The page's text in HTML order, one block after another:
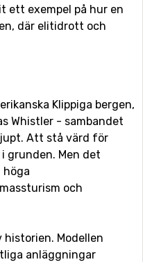
exempel på hur en
där elitidrott och
Klippiga bergen,
Whistler - sambandet
Att stå värd för
grunden. Men det
höga
och
Modellen
anläggningar